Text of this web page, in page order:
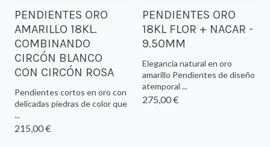
PENDIENTES ORO
AMARILLO 18KL.
COMBINANDO
CIRCÓN BLANCO
CON CIRCÓN ROSA
Pendientes cortos en oro con
delicadas piedras de color que
...
215,00 €
PENDIENTES ORO
18KL FLOR + NACAR -
9.50MM
Elegancia natural en oro
amarillo Pendientes de diseño
atemporal ...
275,00 €